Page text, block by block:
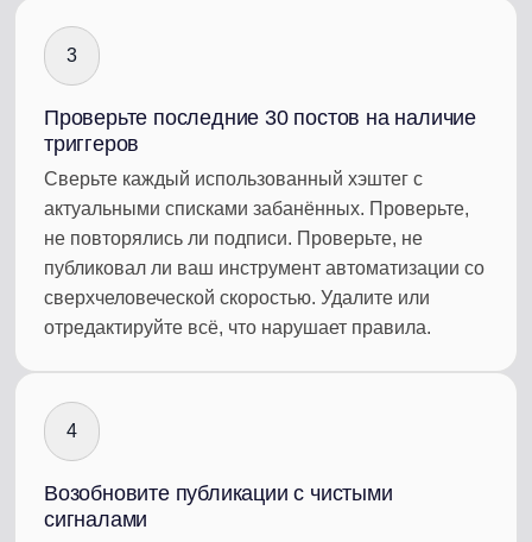
3
Проверьте последние 30 постов на наличие
триггеров
Сверьте каждый использованный хэштег с
актуальными списками забанённых. Проверьте,
не повторялись ли подписи. Проверьте, не
публиковал ли ваш инструмент автоматизации со
сверхчеловеческой скоростью. Удалите или
отредактируйте всё, что нарушает правила.
4
Возобновите публикации с чистыми
сигналами